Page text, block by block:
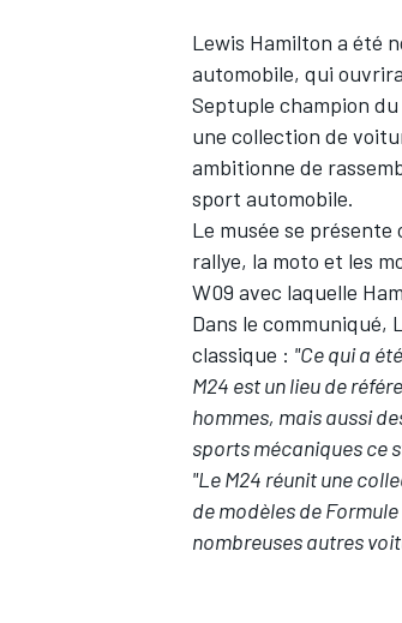
WEC
Lewis Hamilton a été
automobile, qui
Septuple champion
une collection de
ambitionne de
sport automobile.
Le musée se présente
rallye, la moto et les
W09 avec laquelle
Dans le communiqué,
classique : "Ce qui a
M24 est un lieu de
hommes, mais aussi
sports mécaniques ce
"Le M24 réunit une
de modèles de
nombreuses autres